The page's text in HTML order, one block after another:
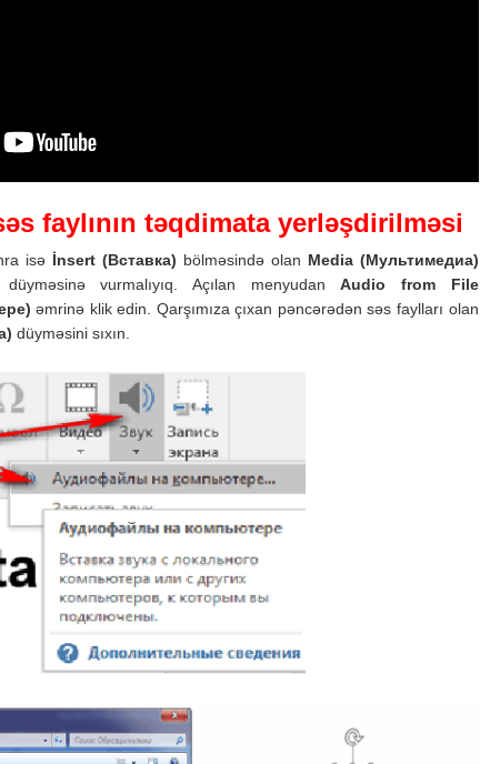
faylının təqdimata yerləşdirilməsi
isə İnsert (Вставка) bölməsində olan Media (Мультимедиа)
düyməsinə vurmalıyıq. Açılan menyudanAudio from File
əmrinə klik edin. Qarşımıza çıxan pəncərədən səs faylları olan
düyməsini sıxın.